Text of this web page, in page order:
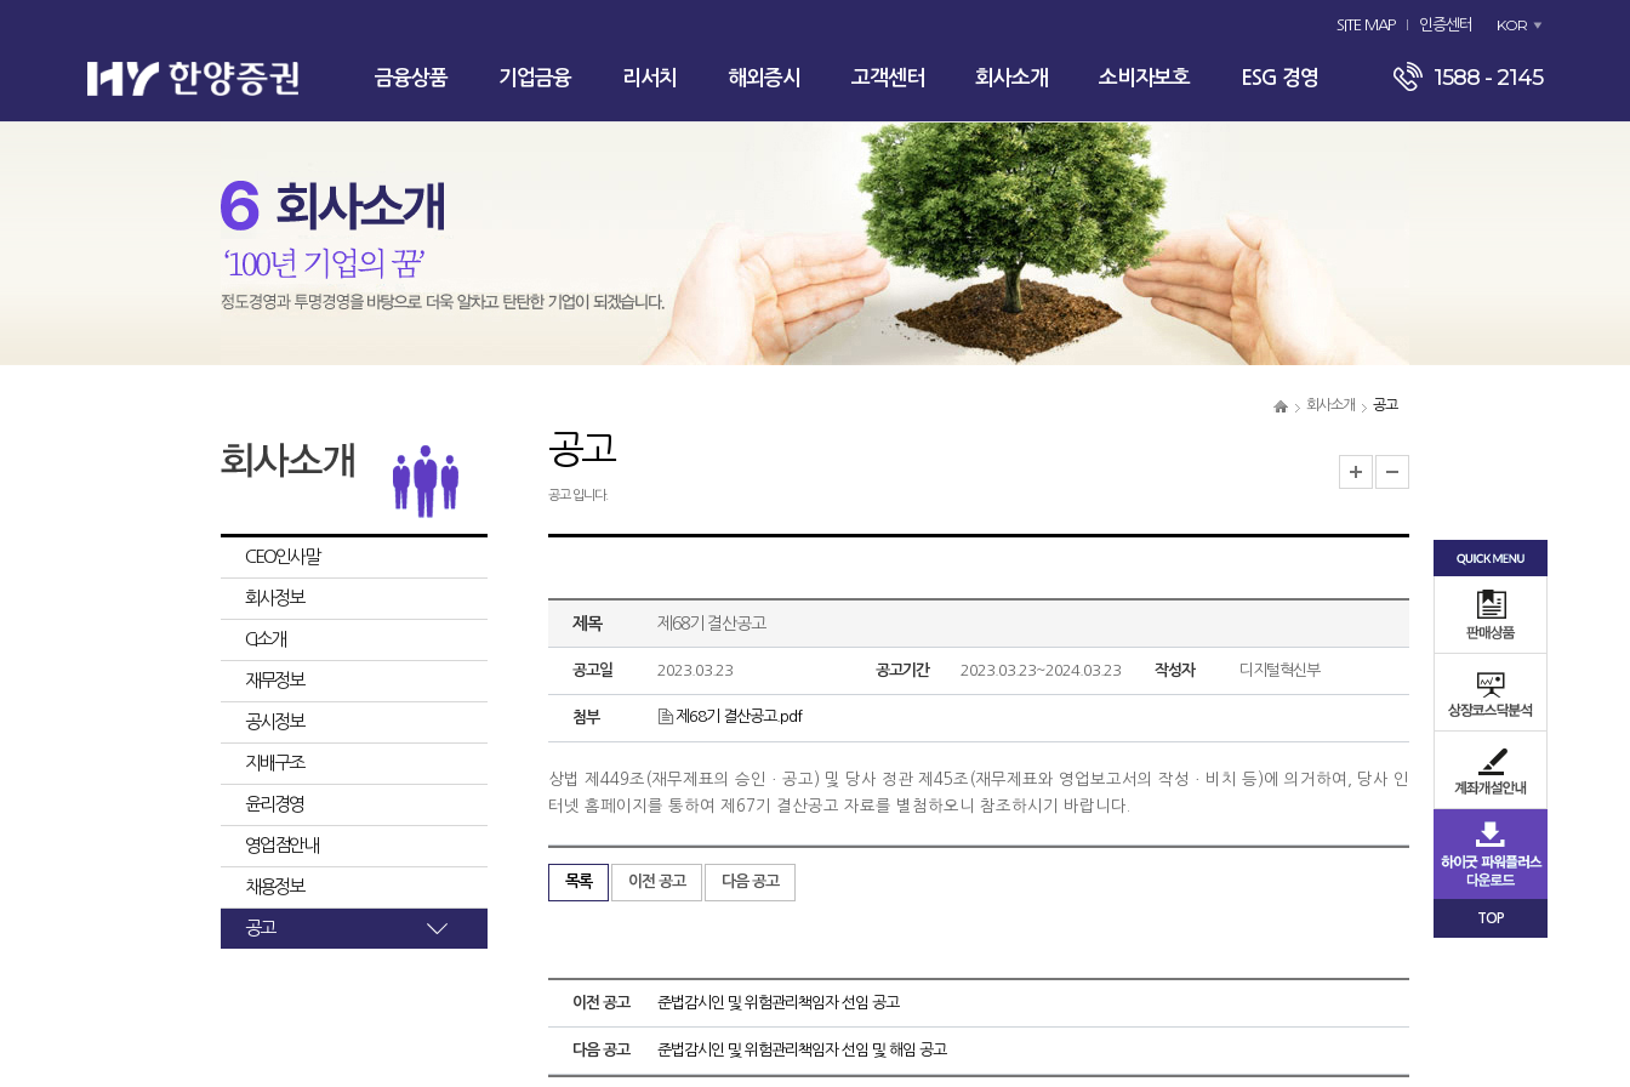
SITE MAP 인증센터 KOR
금융상품 기업금융 리서치 해외증시 고객센터 회사소개 소비자보호 ESG 경영 1588 - 2145
회사소개 공고
CEO인사말
회사정보
CI소개
재무정보
공시정보
지배구조
윤리경영
영업점안내
채용정보
공고
공고
공고 입니다.
제목 제68기 결산공고
공고일 2023.03.23 공고기간 2023.03.23~2024.03.23 작성자 디지털혁신부
첨부 제68기 결산공고.pdf
상법 제449조(재무제표의 승인ㆍ공고) 및 당사 정관 제45조(재무제표와 영업보고서의 작성ㆍ비치 등)에 의거하여, 당사 인
터넷 홈페이지를 통하여 제67기 결산공고 자료를 별첨하오니 참조하시기 바랍니다.
목록 이전 공고 다음 공고
이전 공고 준법감시인 및 위험관리책임자 선임 공고
다음 공고 준법감시인 및 위험관리책임자 선임 및 해임 공고
TOP